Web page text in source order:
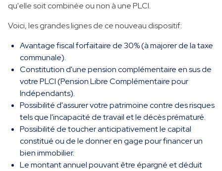
qu'elle soit combinée ou non à une PLCI.
Voici, les grandes lignes de ce nouveau dispositif:
Avantage fiscal forfaitaire de 30% (à majorer de la taxe
communale).
Constitution d'une pension complémentaire en sus de
votre PLCI (Pension Libre Complémentaire pour
Indépendants).
Possibilité d'assurer votre patrimoine contre des risques
tels que l'incapacité de travail et le décès prématuré.
Possibilité de toucher anticipativement le capital
constitué ou de le donner en gage pour financer un
bien immobilier.
Le montant annuel pouvant être épargné et déduit